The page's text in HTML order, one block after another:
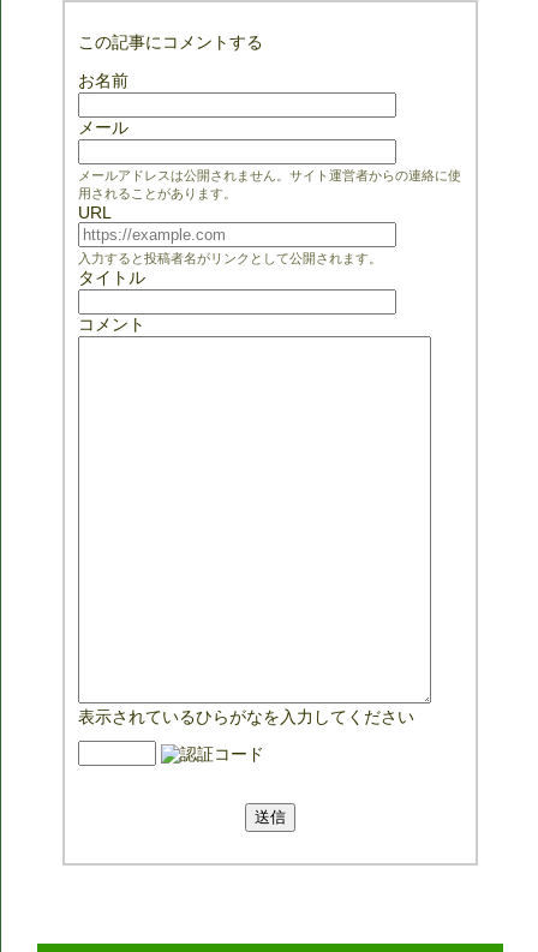
この記事にコメントする
お名前
メール
メールアドレスは公開されません。サイト運営者からの連絡に使
用されることがあります。
URL
入力すると投稿者名がリンクとして公開されます。
タイトル
コメント
表示されているひらがなを入力してください